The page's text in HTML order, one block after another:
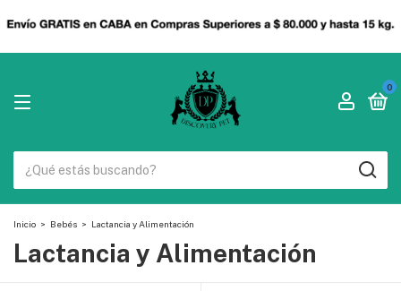
0
Inicio > Bebés > Lactancia y Alimentación
Lactancia y Alimentación